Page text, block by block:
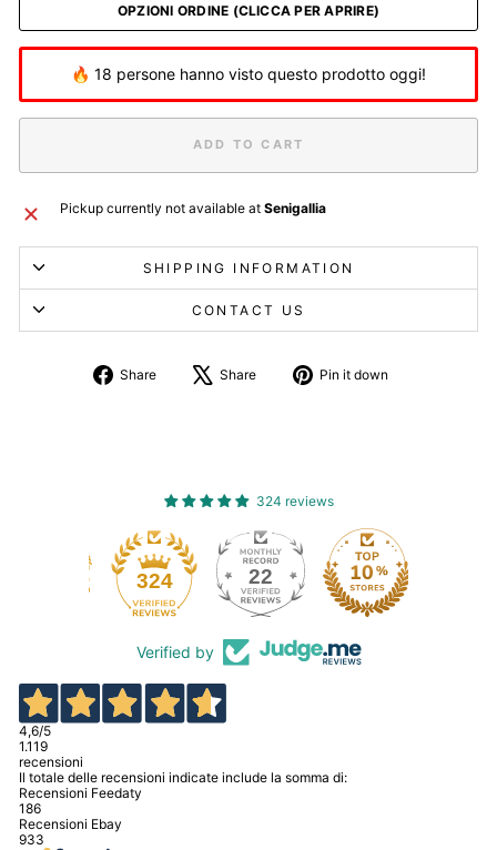
OPZIONI ORDINE (CLICCA PER APRIRE)
🔥 18 persone hanno visto questo prodotto oggi!
ADD TO CART
Pickup currently not available at Senigallia
SHIPPING INFORMATION
CONTACT US
Share
Share
Share
Tweet
about
Pin it down
324 reviews
324 22
Verified by
4,6/5
1.119
recensioni
Il totale delle recensioni indicate include la somma di:
Recensioni Feedaty
186
Recensioni Ebay
933